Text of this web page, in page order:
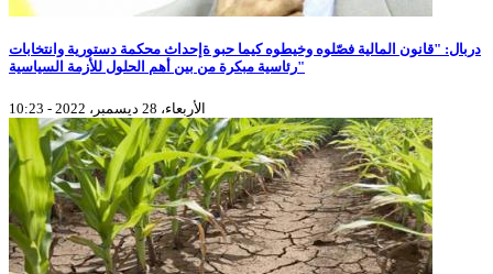
دربال: "قانون المالية فصّلوه وخيطوه كيما حبو ةإحداث محكمة دستورية وانتخابات
رئاسية مبكرة من بين أهم الحلول للأزمة السياسية"
الأربعاء، 28 ديسمبر، 2022 - 10:23